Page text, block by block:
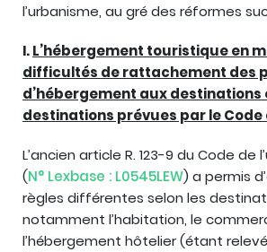
l’urbanisme, au gré des réformes
I.L’hébergement touristique en
difficultés de rattachement des
d’hébergement aux destinations
destinations prévues par le Code
L’ancien article R. 123-9 du Code de
(N° Lexbase : L0545LEW) a permis
règles différentes selon les
notamment l’habitation, le
l’hébergement hôtelier (étant